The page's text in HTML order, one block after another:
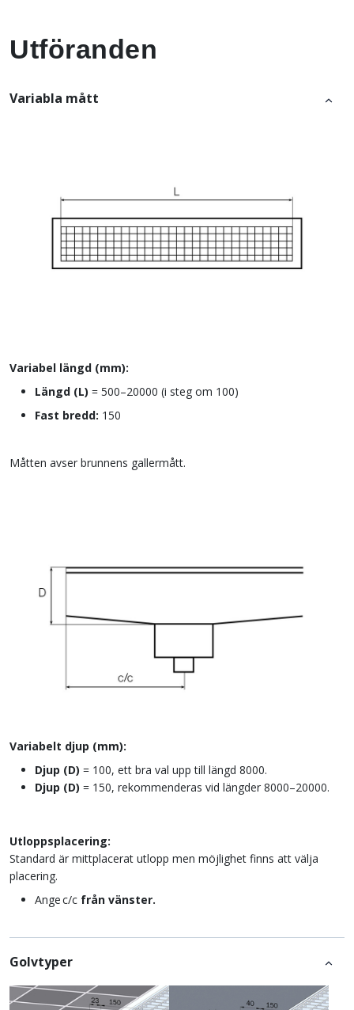
Utföranden
Variabla mått
Variabel längd (mm):
Längd (L) = 500–20000 (i steg om 100)
Fast bredd: 150
Måtten avser brunnens gallermått.
Variabelt djup (mm):
Djup (D) = 100, ett bra val upp till längd 8000.
Djup (D) = 150, rekommenderas vid längder 8000–20000.
Utloppsplacering:
Standard är mittplacerat utlopp men möjlighet finns att välja
placering.
Ange c/c från vänster.
Golvtyper